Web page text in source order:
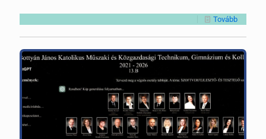
Tovább